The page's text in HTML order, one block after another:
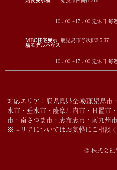
10：00～17：00 定休日 毎
MBC住宅展示
場モデルハウス
鹿児島市与次郎2-5-37
10：00～17：00 定休日 毎
対応エリア：鹿児島県全域(鹿児島市
水市・垂水市・薩摩川内市・日置市
市・南さつま市・志布志市・南九州
※エリアについてはお気軽にご相談
© 株式会社